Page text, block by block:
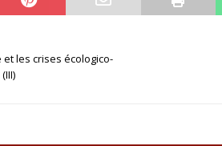
les crises écologico-